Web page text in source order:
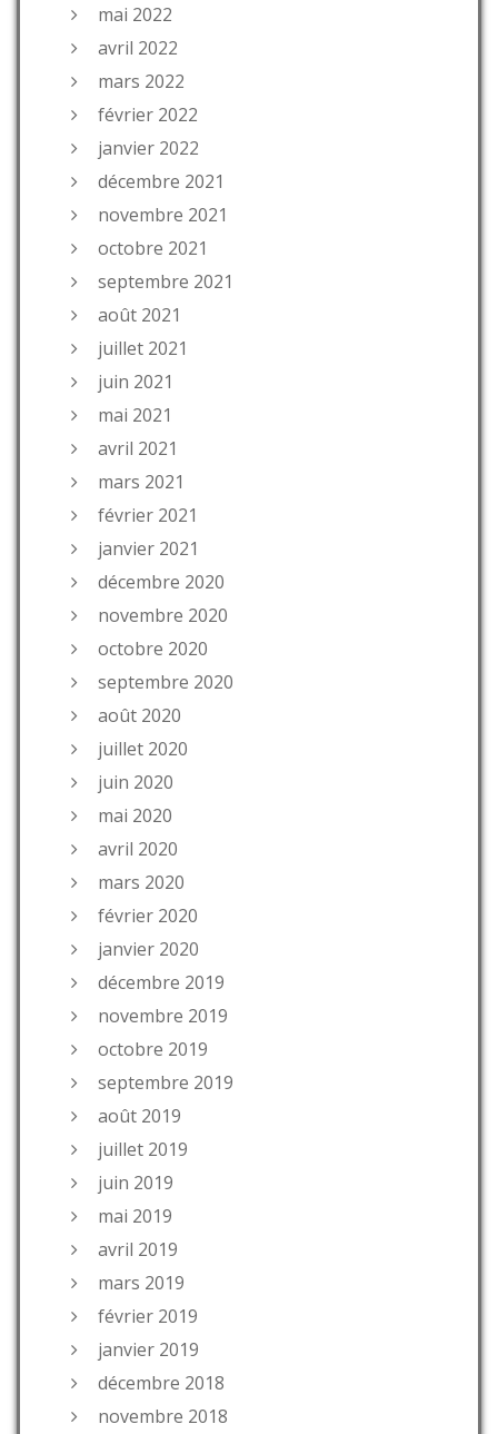
mai 2022
avril 2022
mars 2022
février 2022
janvier 2022
décembre 2021
novembre 2021
octobre 2021
septembre 2021
août 2021
juillet 2021
juin 2021
mai 2021
avril 2021
mars 2021
février 2021
janvier 2021
décembre 2020
novembre 2020
octobre 2020
septembre 2020
août 2020
juillet 2020
juin 2020
mai 2020
avril 2020
mars 2020
février 2020
janvier 2020
décembre 2019
novembre 2019
octobre 2019
septembre 2019
août 2019
juillet 2019
juin 2019
mai 2019
avril 2019
mars 2019
février 2019
janvier 2019
décembre 2018
novembre 2018